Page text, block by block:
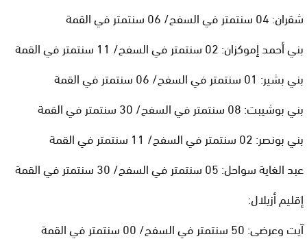
شقران: 04 سنتمتر في السفح/ 06 سنتمتر في القمة
بني أحمد إموكزان: 02 سنتمتر في السفح/ 11 سنتمتر في القمة
بني بشير: 01 سنتمتر في السفح/ 06 سنتمتر في القمة
بني بوشيبت: 08 سنتمتر في السفح/ 30 سنتمتر في القمة
بني بونصر: 02 سنتمتر في السفح/ 11 سنتمتر في القمة
عبد الغاية سواحل: 05 سنتمتر في السفح/ 30 سنتمتر في القمة
إقليم أزيلال:
آيت وعرضى: 50 سنتمتر في السفح/ 00 سنتمتر في القمة